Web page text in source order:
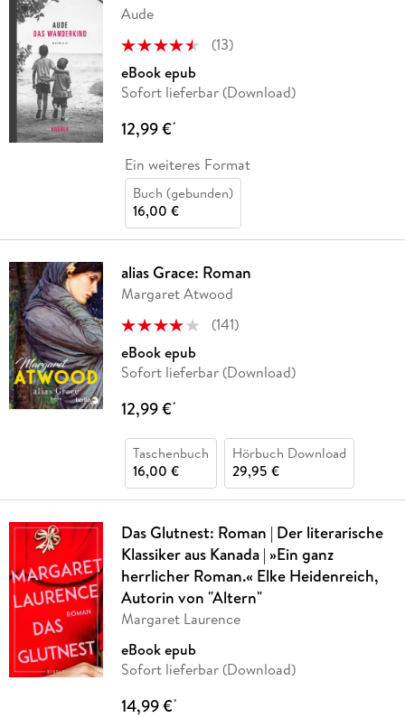
Aude
(13)
eBook epub
Sofort lieferbar (Download)
12,99 €*
Ein weiteres Format
Buch (gebunden)
16,00 €
alias Grace: Roman
Margaret Atwood
(141)
eBook epub
Sofort lieferbar (Download)
12,99 €*
Taschenbuch
16,00 €
Hörbuch Download
29,95 €
Das Glutnest: Roman | Der literarische
Klassiker aus Kanada | »Ein ganz
herrlicher Roman.« Elke Heidenreich,
Autorin von "Altern"
Margaret Laurence
eBook epub
Sofort lieferbar (Download)
14,99 €*